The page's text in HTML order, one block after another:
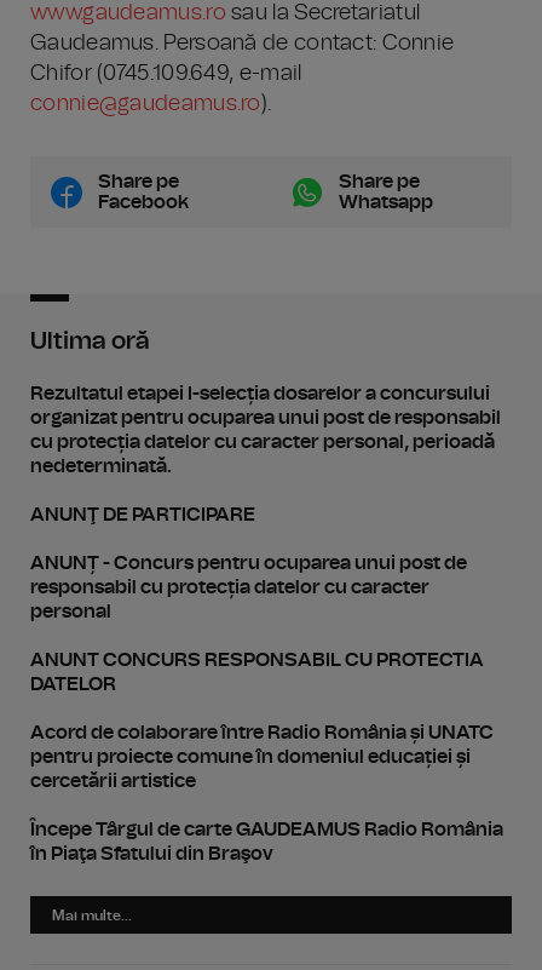
www.gaudeamus.ro sau la Secretariatul
Gaudeamus. Persoană de contact: Connie
Chifor (0745.109.649, e-mail
connie@gaudeamus.ro).
Share pe
Facebook
Share pe
Whatsapp
Ultima oră
Rezultatul etapei I-selecția dosarelor a concursului
organizat pentru ocuparea unui post de responsabil
cu protecția datelor cu caracter personal, perioadă
nedeterminată.
ANUNŢ DE PARTICIPARE
ANUNȚ - Concurs pentru ocuparea unui post de
responsabil cu protecția datelor cu caracter
personal
ANUNT CONCURS RESPONSABIL CU PROTECTIA
DATELOR
Acord de colaborare între Radio România și UNATC
pentru proiecte comune în domeniul educației și
cercetării artistice
Începe Târgul de carte GAUDEAMUS Radio România
în Piaţa Sfatului din Braşov
Mai multe...